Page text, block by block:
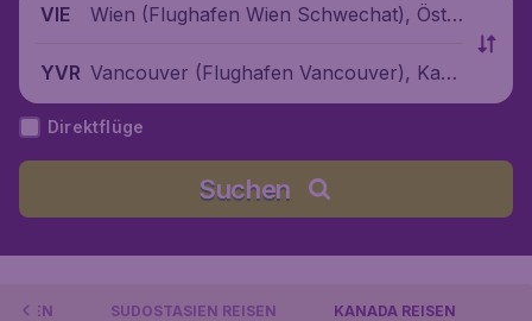
VIE
Wien (Flughafen Wien Schwechat), Öste
YVR Vancouver (Flughafen Vancouver), Kana
da
Direktflüge
Suchen
SÜDOSTASIEN REISEN KANADA REISEN